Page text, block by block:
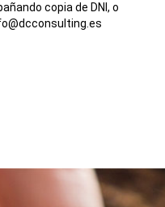
copia de DNI, o